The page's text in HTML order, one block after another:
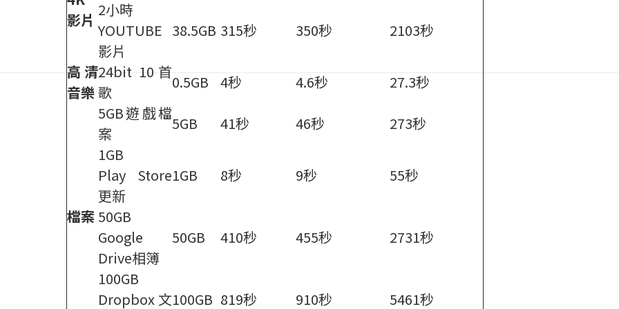
影片
2小時
YOUTUBE
影片
38.5GB 315秒 350秒 2103秒
高清
音樂
24bit 10首
歌
0.5GB 4秒 4.6秒 27.3秒
檔案
5GB遊戲檔
案
5GB 41秒 46秒
273秒
1GB
Play Store
更新
1GB 8秒 9秒 55秒
50GB
Google
Drive相簿
50GB 410秒 455秒 2731秒
100GB
Dropbox文100GB 819秒 910秒 5461秒